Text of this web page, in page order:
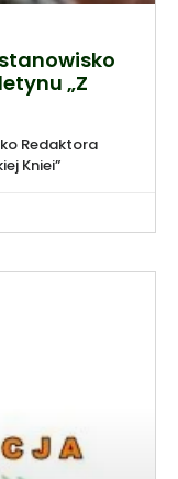
„Z
Redaktora
Kniei”